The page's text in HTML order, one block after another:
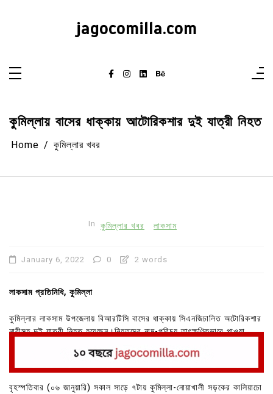
jagocomilla.com
কুমিল্লায় বাসের ধাক্কায় আটোরিকশার দুই যাত্রী নিহত
Home কুমিল্লার খবর
In কুমিল্লার খবর লাকসাম
January 6, 2022 0 2 words
লাকসাম প্রতিনিধি, কুমিল্লা
কুমিল্লার লাকসাম উপজেলায় বিআরটিসি বাসের ধাক্কায় সিএনজিচালিত অটোরিকশার
নারীসহ দুই যাত্রী নিহত হয়েছেন।নিহতদের নাম-পরিচয় তাৎক্ষণিকভাবে পাওয়া
বৃহস্পতিবার (০৬ জানুয়ারি) সকাল সাড়ে ৭টায় কুমিল্লা-নোয়াখালী সড়কের কালিয়াচো